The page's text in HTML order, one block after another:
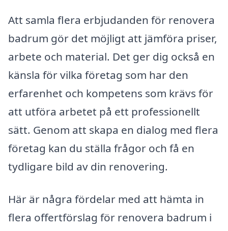
Att samla flera erbjudanden för renovera
badrum gör det möjligt att jämföra priser,
arbete och material. Det ger dig också en
känsla för vilka företag som har den
erfarenhet och kompetens som krävs för
att utföra arbetet på ett professionellt
sätt. Genom att skapa en dialog med flera
företag kan du ställa frågor och få en
tydligare bild av din renovering.
Här är några fördelar med att hämta in
flera offertförslag för renovera badrum i